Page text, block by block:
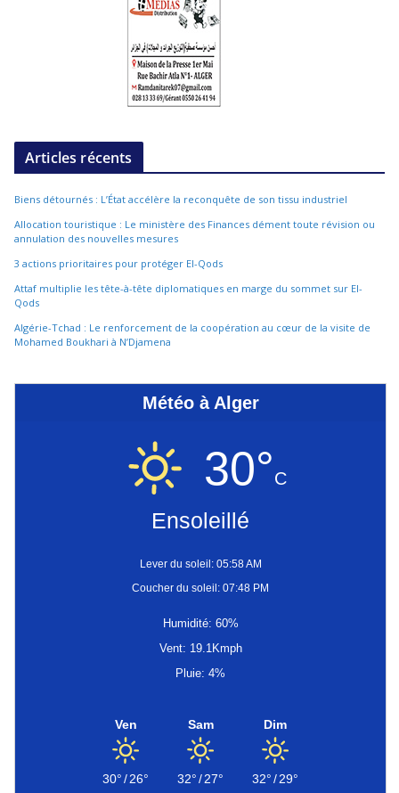
Articles récents
Biens détournés : L’État accélère la reconquête de son tissu industriel
Allocation touristique : Le ministère des Finances dément toute révision ou
annulation des nouvelles mesures
3 actions prioritaires pour protéger El-Qods
Attaf multiplie les tête-à-tête diplomatiques en marge du sommet sur El-
Qods
Algérie-Tchad : Le renforcement de la coopération au cœur de la visite de
Mohamed Boukhari à N’Djamena
Météo à Alger
30°C
Ensoleillé
Lever du soleil: 05:58 AM
Coucher du soleil: 07:48 PM
Humidité: 60%
Vent: 19.1Kmph
Pluie: 4%
Ven
30°/26°
Sam
32°/27°
Dim
32°/29°